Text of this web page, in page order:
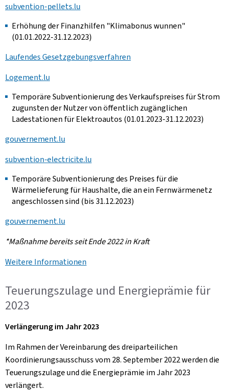
subvention-pellets.lu
Erhöhung der Finanzhilfen "Klimabonus wunnen"
(01.01.2022-31.12.2023)
Laufendes Gesetzgebungsverfahren
Logement.lu
Temporäre Subventionierung des Verkaufspreises für Strom
zugunsten der Nutzer von öffentlich zugänglichen
Ladestationen für Elektroautos (01.01.2023-31.12.2023)
gouvernement.lu
subvention-electricite.lu
Temporäre Subventionierung des Preises für die
Wärmelieferung für Haushalte, die an ein Fernwärmenetz
angeschlossen sind (bis 31.12.2023)
gouvernement.lu
*Maßnahme bereits seit Ende 2022 in Kraft
Weitere Informationen
Teuerungszulage und Energieprämie für
2023
Verlängerung im Jahr 2023
Im Rahmen der Vereinbarung des dreiparteilichen
Koordinierungsausschuss vom 28. September 2022 werden die
Teuerungszulage und die Energieprämie im Jahr 2023
verlängert.